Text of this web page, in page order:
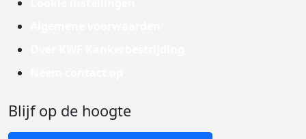
Blijf op de hoogte